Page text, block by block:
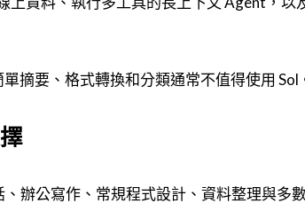
摘要、格式轉換和分類通常不值得使用 Sol
辦公寫作、常規程式設計、資料整理與多